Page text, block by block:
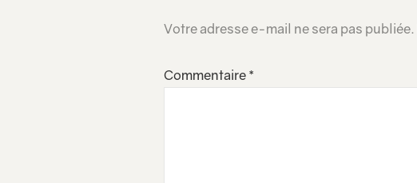
Votre adresse e-mail ne sera pas publiée.
Commentaire *